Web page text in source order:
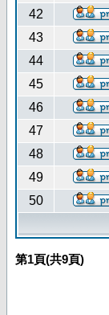
42
43
44
45
46
47
48
49
50
第1頁(共9頁)